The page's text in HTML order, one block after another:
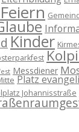
Feiern
Kinder
Messdiener
Platz
Johannisstraße